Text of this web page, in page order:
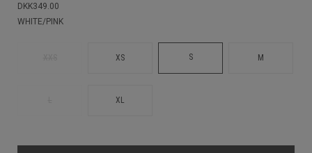
DKK349.00
WHITE/PINK
XS S M
XL